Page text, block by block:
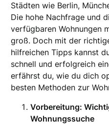
Städten wie Berlin,
Die hohe Nachfrage und
verfügbaren Wohnungen
groß. Doch mit der
hilfreichen Tipps kannst
schnell und erfolgreich
erfährst du, wie du dich
besten Methoden zur
Vorbereitung:
Wohnungssuche